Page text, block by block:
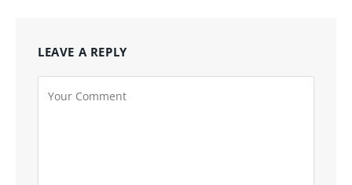
LEAVE A REPLY